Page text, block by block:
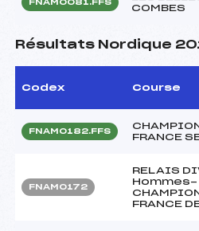
FNAM0081.FFS
COMBES
Résultats Nordique
Codex Course
FNAM0182.FFS
FRANCE
FNAM0172
RELAIS
Hommes-
FRANCE